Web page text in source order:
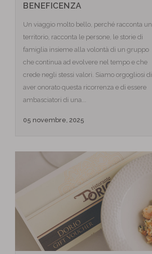
BENEFICENZA
Un viaggio molto bello, perché racconta un
territorio, racconta le persone, le storie di
famiglia insieme alla volontà di un gruppo
che continua ad evolvere nel tempo e che
crede negli stessi valori. Siamo orgogliosi di
aver onorato questa ricorrenza e di essere
ambasciatori di una...
05 novembre, 2025